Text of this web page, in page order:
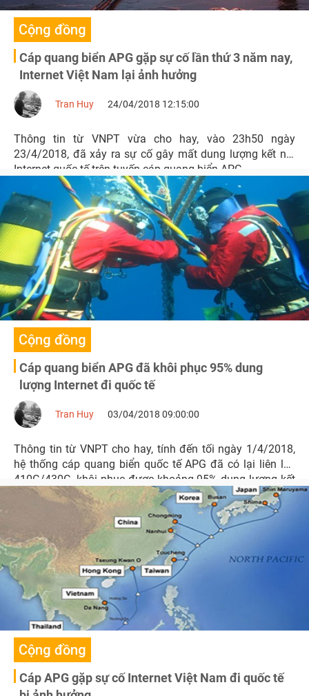
Cộng đồng
Cáp quang biển APG gặp sự cố lần thứ 3 năm nay,
Internet Việt Nam lại ảnh hưởng
Tran Huy 24/04/2018 12:15:00
Thông tin từ VNPT vừa cho hay, vào 23h50 ngày
23/4/2018, đã xảy ra sự cố gây mất dung lượng kết nối
Internet quốc tế trên tuyến cáp quang biển APG
Cộng đồng
Cáp quang biển APG đã khôi phục 95% dung
lượng Internet đi quốc tế
Tran Huy 03/04/2018 09:00:00
Thông tin từ VNPT cho hay, tính đến tối ngày 1/4/2018,
hệ thống cáp quang biển quốc tế APG đã có lại liên lạc
410G/430G, khôi phục được khoảng 95% dung lượng kết
nối Internet từ Việt Nam đi quốc tế trên tuyến cáp biển
Cộng đồng
Cáp APG gặp sự cố Internet Việt Nam đi quốc tế